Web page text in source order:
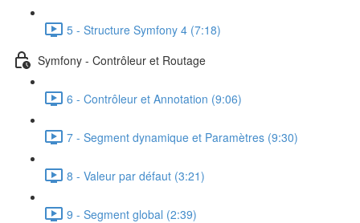
5 - Structure Symfony 4 (7:18)
Symfony - Contrôleur et Routage
6 - Contrôleur et Annotation (9:06)
7 - Segment dynamique et Paramètres (9:30)
8 - Valeur par défaut (3:21)
9 - Segment global (2:39)